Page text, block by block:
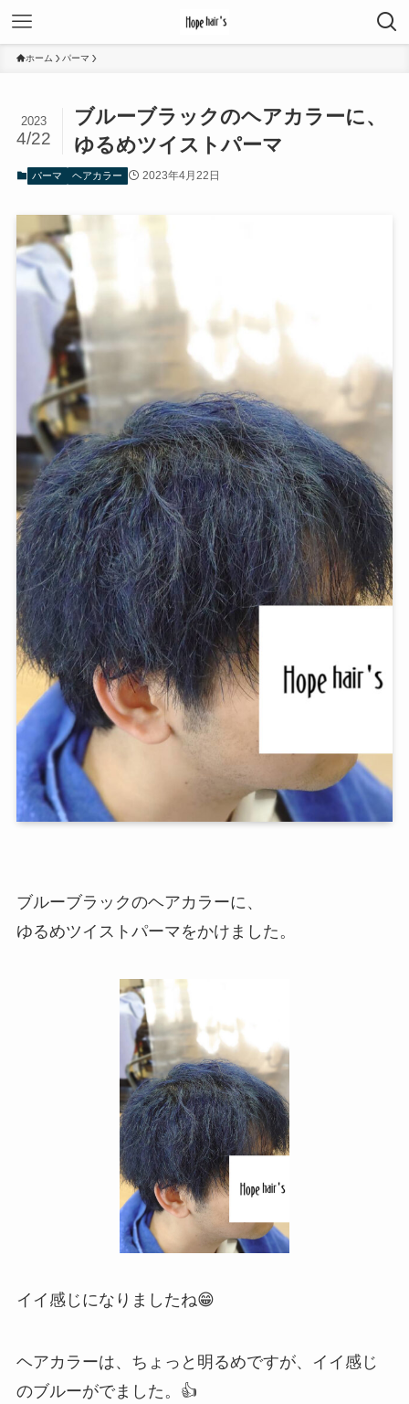
ホーム パーマ
ブルーブラックのヘアカラーに、
ゆるめツイストパーマ
2023
4/22
パーマ ヘアカラー 2023年4月22日
ブルーブラックのヘアカラーに、
ゆるめツイストパーマをかけました。
イイ感じになりましたね😁
ヘアカラーは、ちょっと明るめですが、イイ感じ
のブルーがでました。👍